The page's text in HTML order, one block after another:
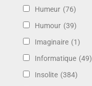
Humeur (76)
Humour (39)
Imaginaire (1)
Informatique (49)
Insolite (384)